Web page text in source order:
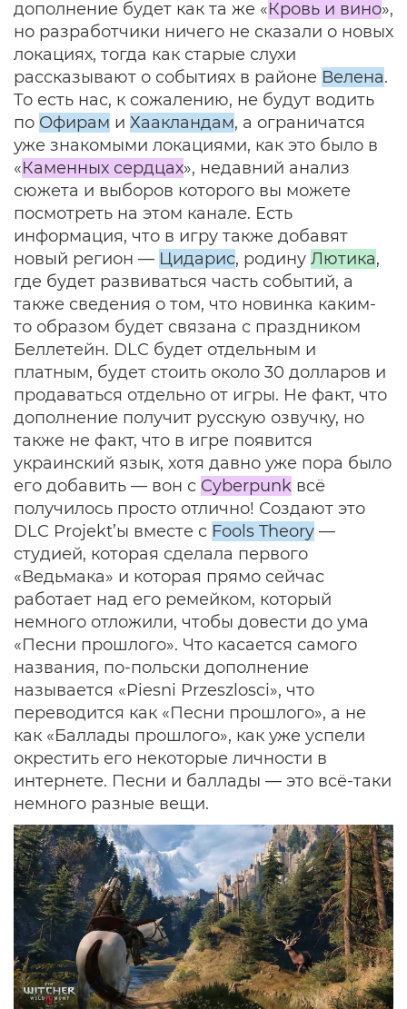
дополнение будет как та же «Кровь и вино»,
но разработчики ничего не сказали о новых
локациях, тогда как старые слухи
рассказывают о событиях в районе Велена.
То есть нас, к сожалению, не будут водить
по Офирам и Хаакландам, а ограничатся
уже знакомыми локациями, как это было в
«Каменных сердцах», недавний анализ
сюжета и выборов которого вы можете
посмотреть на этом канале. Есть
информация, что в игру также добавят
новый регион — Цидарис, родину Лютика,
где будет развиваться часть событий, а
также сведения о том, что новинка каким-
то образом будет связана с праздником
Беллетейн. DLC будет отдельным и
платным, будет стоить около 30 долларов и
продаваться отдельно от игры. Не факт, что
дополнение получит русскую озвучку, но
также не факт, что в игре появится
украинский язык, хотя давно уже пора было
его добавить — вон с Cyberpunk всё
получилось просто отлично! Создают это
DLC Projekt’ы вместе с Fools Theory —
студией, которая сделала первого
«Ведьмака» и которая прямо сейчас
работает над его ремейком, который
немного отложили, чтобы довести до ума
«Песни прошлого». Что касается самого
названия, по-польски дополнение
называется «Piesni Przeszlosci», что
переводится как «Песни прошлого», а не
как «Баллады прошлого», как уже успели
окрестить его некоторые личности в
интернете. Песни и баллады — это всё-таки
немного разные вещи.